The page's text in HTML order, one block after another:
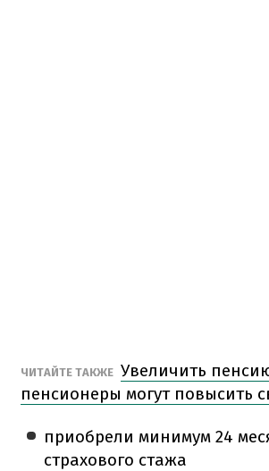
ЧИТАЙТЕ ТАКЖЕ Увеличить
пенсионеры могут повысить
приобрели минимум 24
страхового стажа